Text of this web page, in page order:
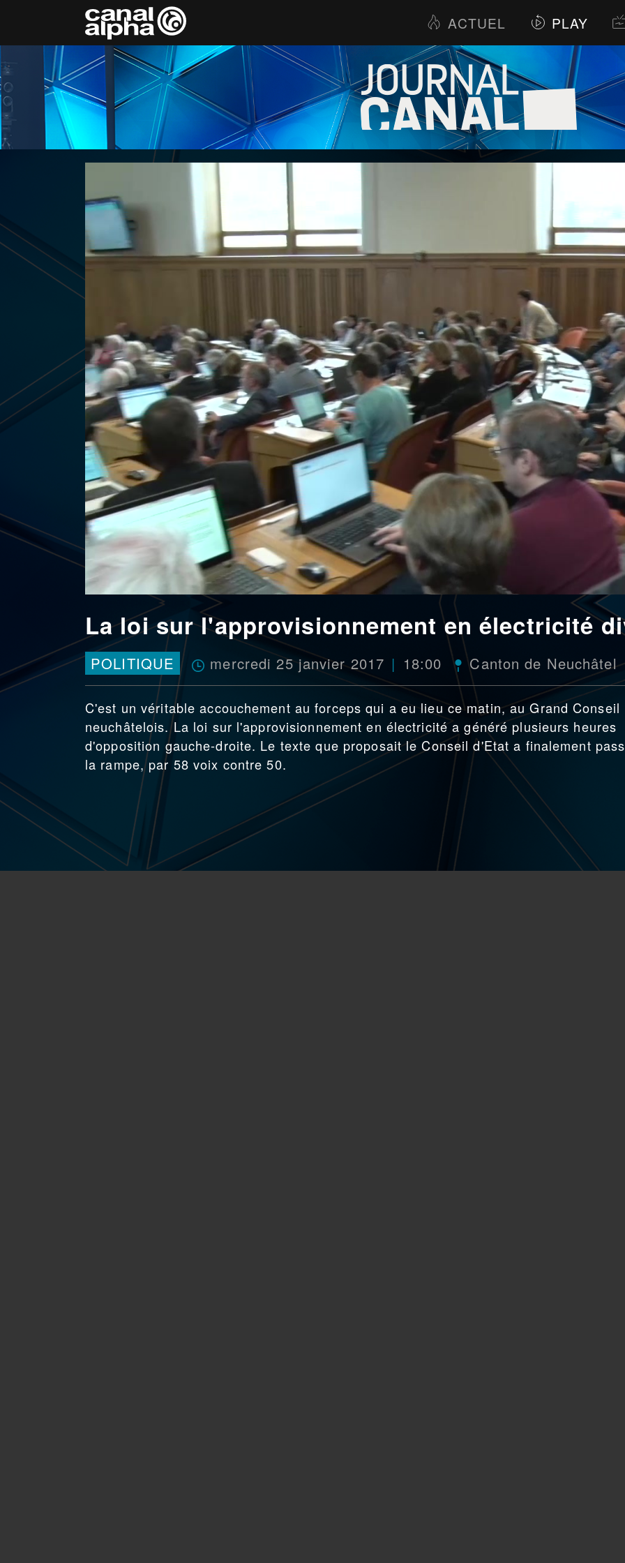
ACTUEL PLAY
La loi sur l'approvisionnement en électricité
POLITIQUE mercredi 25 janvier 2017 18:00 Canton de Neuchâtel
C'est un véritable accouchement au forceps qui a eu lieu ce matin, au Grand Conseil
neuchâtelois. La loi sur l'approvisionnement en électricité a généré plusieurs heures
d'opposition gauche-droite. Le texte que proposait le Conseil d'Etat a finalement
la rampe, par 58 voix contre 50.